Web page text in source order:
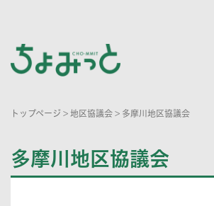
トップページ > 地区協議会 > 多摩川地区協議会
多摩川地区協議会